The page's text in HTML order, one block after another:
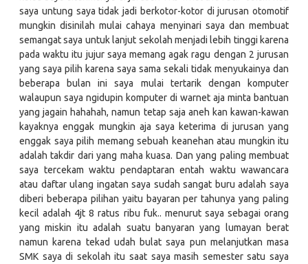
saya untung saya tidak jadi berkotor-kotor di jurusan otomotif
mungkin disinilah mulai cahaya menyinari saya dan membuat
semangat saya untuk lanjut sekolah menjadi lebih tinggi karena
pada waktu itu jujur saya memang agak ragu dengan 2 jurusan
yang saya pilih karena saya sama sekali tidak menyukainya dan
beberapa bulan ini saya mulai tertarik dengan komputer
walaupun saya ngidupin komputer di warnet aja minta bantuan
yang jagain hahahah, namun tetap saja aneh kan kawan-kawan
kayaknya enggak mungkin aja saya keterima di jurusan yang
enggak saya pilih memang sebuah keanehan atau mungkin itu
adalah takdir dari yang maha kuasa. Dan yang paling membuat
saya tercekam waktu pendaptaran entah waktu wawancara
atau daftar ulang ingatan saya sudah sangat buru adalah saya
diberi beberapa pilihan yaitu bayaran per tahunya yang paling
kecil adalah 4jt 8 ratus ribu fuk.. menurut saya sebagai orang
yang miskin itu adalah suatu banyaran yang lumayan berat
namun karena tekad udah bulat saya pun melanjutkan masa
SMK saya di sekolah itu saat saya masih semester satu saya